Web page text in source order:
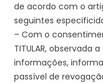
de acordo com o
seguintes
– Com o
TITULAR, observada
informações,
passível de